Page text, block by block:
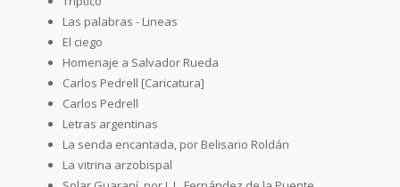
Las palabras - Lineas
El ciego
Homenaje a Salvador Rueda
Carlos Pedrell [Caricatura]
Carlos Pedrell
Letras argentinas
La senda encantada, por Belisario Roldán
La vitrina arzobispal